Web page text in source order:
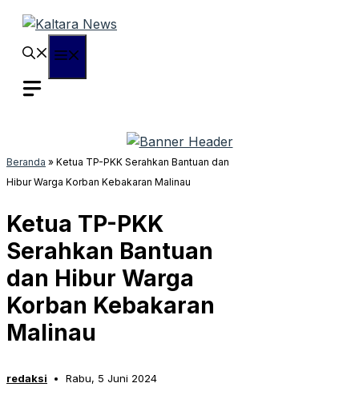
Langsung
Beranda » Ketua TP-PKK Serahkan Bantuan dan
Hibur Warga Korban Kebakaran Malinau
Ketua TP-PKK
Serahkan Bantuan
dan Hibur Warga
Korban Kebakaran
Malinau
redaksi Rabu, 5 Juni 2024